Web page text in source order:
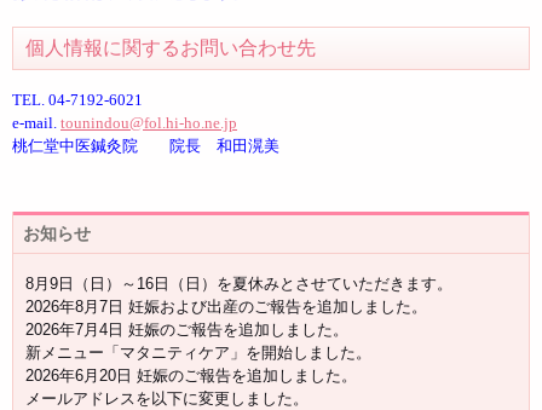
個人情報に関するお問い合わせ先
TEL. 04-7192-6021
e-mail. tounindou@fol.hi-ho.ne.jp
桃仁堂中医鍼灸院 院長 和田滉美
お知らせ
8月9日（日）～16日（日）を夏休みとさせていただきます。
2026年8月7日 妊娠および出産のご報告を追加しました。
2026年7月4日 妊娠のご報告を追加しました。
新メニュー「マタニティケア」を開始しました。
2026年6月20日 妊娠のご報告を追加しました。
メールアドレスを以下に変更しました。